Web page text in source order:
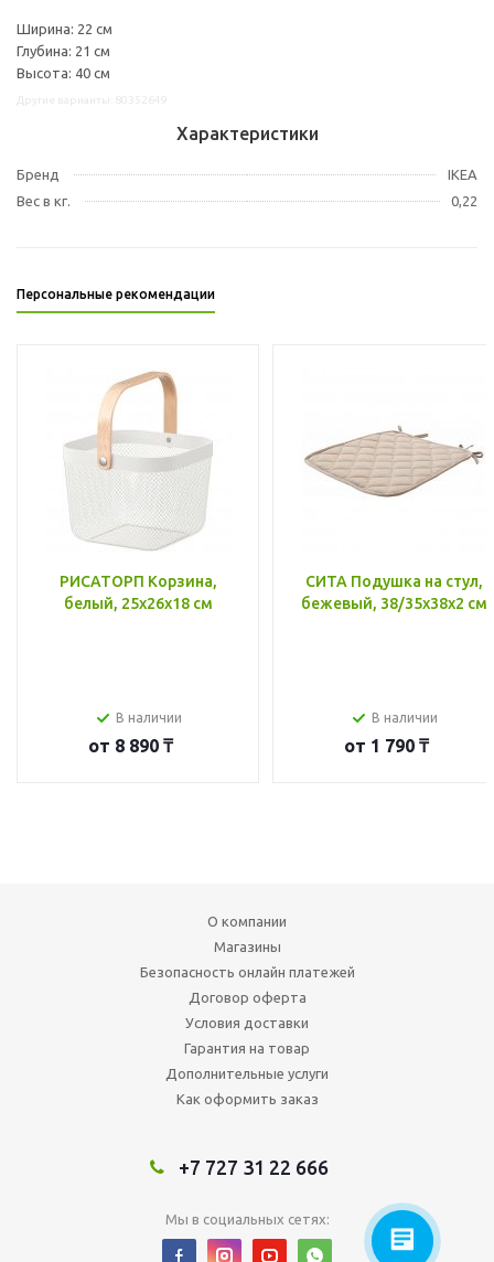
Ширина: 22 см
Глубина: 21 см
Высота: 40 см
Характеристики
Бренд
IKEA
Вес в кг.
0,22
Персональные рекомендации
РИСАТОРП Корзина,
белый, 25x26x18 см
В наличии
от 8 890 ₸
СИТА Подушка на стул,
бежевый, 38/35x38x2 см
В наличии
от 1 790 ₸
О компании
Магазины
Безопасность онлайн платежей
Договор оферта
Условия доставки
Гарантия на товар
Дополнительные услуги
Как оформить заказ
+7 727 31 22 666
Мы в социальных сетях: